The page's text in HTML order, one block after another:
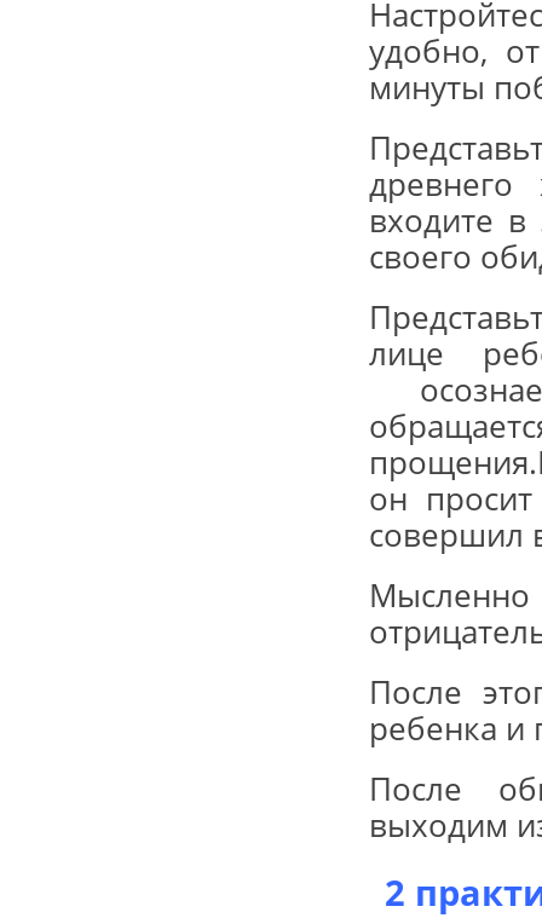
удобно,
минуты
входите в
своего
лице
он
совершил
После
ребенка и
После
выходим
2